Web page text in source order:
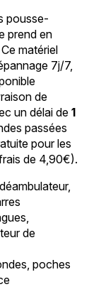
pousse-
prend en
matériel
7j/7,
de
un délai de 1
passées
pour les
de 4,90€).
de
poches